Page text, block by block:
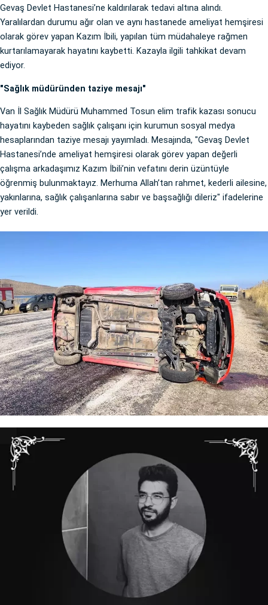
Gevaş Devlet Hastanesi’ne kaldırılarak tedavi altına alındı.
Yaralılardan durumu ağır olan ve aynı hastanede ameliyat hemşiresi
olarak görev yapan Kazım İbili, yapılan tüm müdahaleye rağmen
kurtarılamayarak hayatını kaybetti. Kazayla ilgili tahkikat devam
ediyor.
"Sağlık müdüründen taziye mesajı"
Van İl Sağlık Müdürü Muhammed Tosun elim trafik kazası sonucu
hayatını kaybeden sağlık çalışanı için kurumun sosyal medya
hesaplarından taziye mesajı yayımladı. Mesajında, "Gevaş Devlet
Hastanesi’nde ameliyat hemşiresi olarak görev yapan değerli
çalışma arkadaşımız Kazım İbili’nin vefatını derin üzüntüyle
öğrenmiş bulunmaktayız. Merhuma Allah’tan rahmet, kederli ailesine,
yakınlarına, sağlık çalışanlarına sabır ve başsağlığı dileriz" ifadelerine
yer verildi.